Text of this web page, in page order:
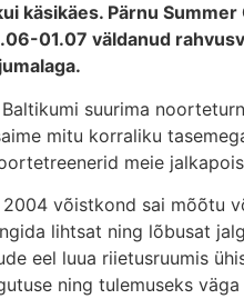
käsikäes. Pärnu
01.07 väldanud
suurima
mitu korraliku
meie
võistkond sai mõõtu
lihtsat ning lõbusat
eel luua riietusruumis
ning tulemuseks